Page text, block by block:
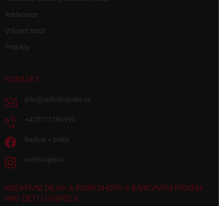
Reklamace
Vrácení zboží
Projekty
KONTAKT
info@radostvpisku.cz
+420777296199
Radost v písku
radostvpisku
KREATIVNÍ DÍLNY A WORKSHOPY S BAREVNÝM PÍSKEM
PRO DĚTI I DOSPĚLÉ